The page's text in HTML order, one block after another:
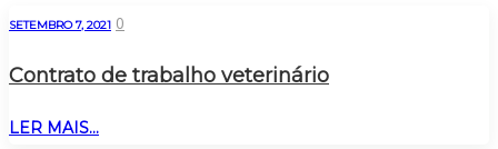
SETEMBRO 7, 2021 0
Contrato de trabalho veterinário
LER MAIS...